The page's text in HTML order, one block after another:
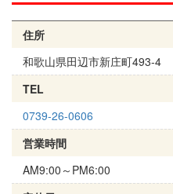
住所
和歌山県田辺市新庄町493-4
TEL
0739-26-0606
営業時間
AM9:00～PM6:00